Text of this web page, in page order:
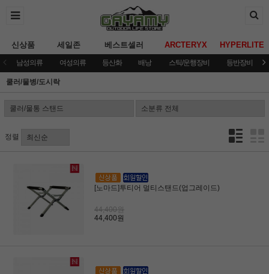
신상품 세일존 베스트셀러 ARCTERYX HYPERLITE
남성의류 여성의류 등산화 배낭 스틱/운행장비 등반장비
쿨러/물병/도시락
정렬
[노마드]투티어 멀티스탠드(업그레이드)
44,400원
44,400원